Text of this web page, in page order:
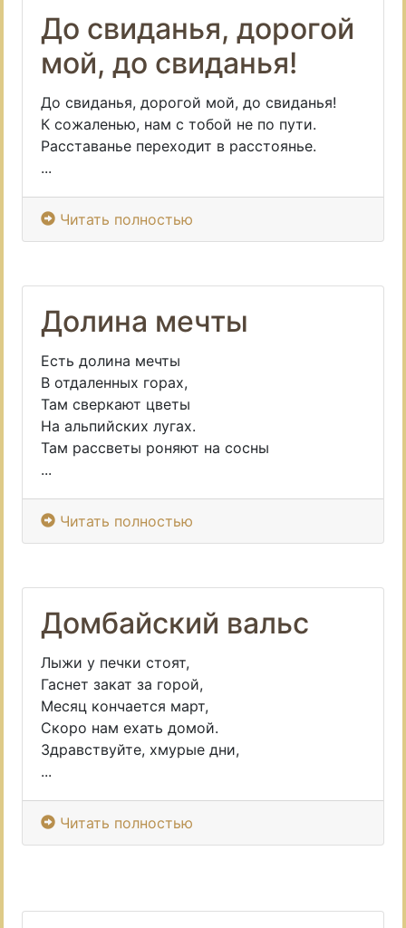
До свиданья, дорогой
мой, до свиданья!
До свиданья, дорогой мой, до свиданья!
К сожаленью, нам с тобой не по пути.
Расставанье переходит в расстоянье.
...
Читать полностью
Долина мечты
Есть долина мечты
В отдаленных горах,
Там сверкают цветы
На альпийских лугах.
Там рассветы роняют на сосны
...
Читать полностью
Домбайский вальс
Лыжи у печки стоят,
Гаснет закат за горой,
Месяц кончается март,
Скоро нам ехать домой.
Здравствуйте, хмурые дни,
...
Читать полностью